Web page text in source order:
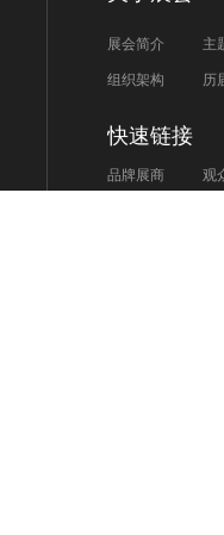
历
组织架构
展会简介 主
观
快速链接
品牌展商